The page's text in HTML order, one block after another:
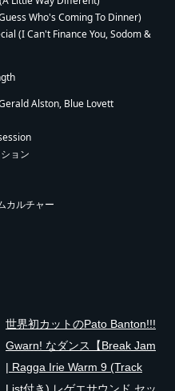
Who's Coming To Dinner)
(I Can't Finance You, Sodom &
Alston, Blue Lovett
ョン
カルチャー
世界初カットのPato Banton!!!
Gwarn! なダンス【Break Jam
| Ragga Irie Warm 9 (Track